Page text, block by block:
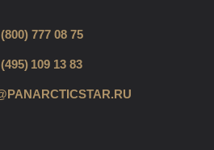
777 08 75
109 13 83